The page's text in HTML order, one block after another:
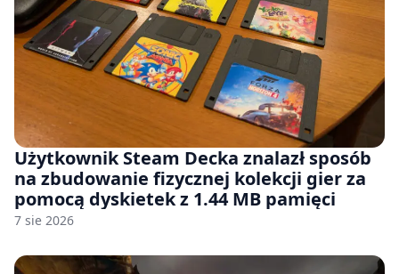
Użytkownik Steam Decka znalazł sposób
na zbudowanie fizycznej kolekcji gier za
pomocą dyskietek z 1.44 MB pamięci
7 sie 2026